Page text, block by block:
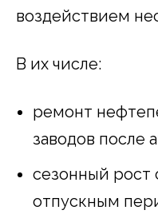
воздействием
В их числе:
ремонт
заводов после
сезонный рост
отпускным